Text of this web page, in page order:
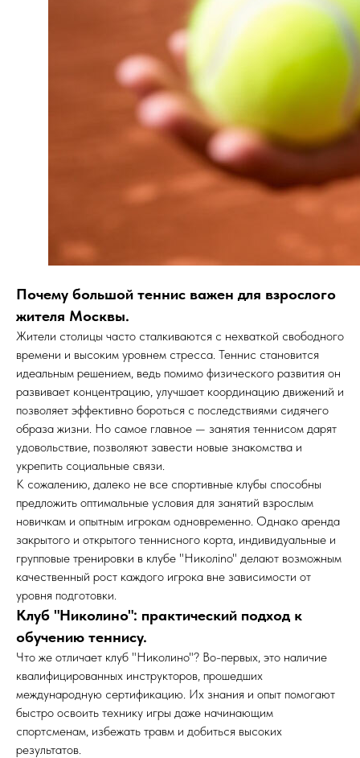
Почему большой теннис важен для взрослого
жителя Москвы.
Жители столицы часто сталкиваются с нехваткой свободного
времени и высоким уровнем стресса. Теннис становится
идеальным решением, ведь помимо физического развития он
развивает концентрацию, улучшает координацию движений и
позволяет эффективно бороться с последствиями сидячего
образа жизни. Но самое главное — занятия теннисом дарят
удовольствие, позволяют завести новые знакомства и
укрепить социальные связи.
К сожалению, далеко не все спортивные клубы способны
предложить оптимальные условия для занятий взрослым
новичкам и опытным игрокам одновременно. Однако аренда
закрытого и открытого теннисного корта, индивидуальные и
групповые тренировки в клубе "Николino" делают возможным
качественный рост каждого игрока вне зависимости от
уровня подготовки.
Клуб "Николино": практический подход к
обучению теннису.
Что же отличает клуб "Николино"? Во-первых, это наличие
квалифицированных инструкторов, прошедших
международную сертификацию. Их знания и опыт помогают
быстро освоить технику игры даже начинающим
спортсменам, избежать травм и добиться высоких
результатов.